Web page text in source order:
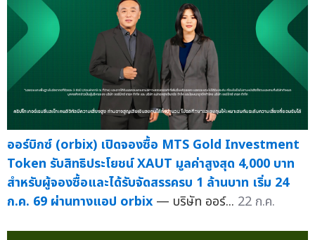
ออร์บิกซ์ (orbix) เปิดจองซื้อ MTS Gold Investment
Token รับสิทธิประโยชน์ XAUT มูลค่าสูงสุด 4,000 บาท
สำหรับผู้จองซื้อและได้รับจัดสรรครบ 1 ล้านบาท เริ่ม 24
ก.ค. 69 ผ่านทางแอป orbix — บริษัท ออร์... 22 ก.ค.